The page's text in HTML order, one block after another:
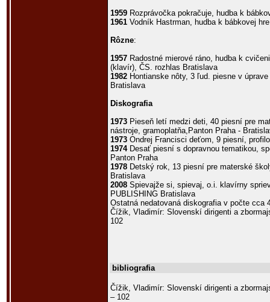
1959 Rozprávočka pokračuje, hudba k
1961 Vodník Hastrman, hudba k bábkovej
Rôzne:
1957 Radostné mierové ráno, hudba k
(klavír), ČS. rozhlas Bratislava
1982 Hontianske nôty, 3 ľud. piesne v
Bratislava
Diskografia
1973 Pieseň letí medzi deti, 40 piesní pre
nástroje, gramoplatňa,Panton Praha -
1973 Ondrej Francisci deťom, 9 piesní,
1974Desať piesní s dopravnou tematikou,
Panton Praha
1978 Detský rok, 13 piesní pre materské
Bratislava
2008 Spievajže si, spievaj, o.i. klavírny
PUBLISHING Bratislava
Ostatná nedatovaná diskografia v počte cca
Čížik, Vladimír: Slovenskí dirigenti a
102
bibliografia
Čížik, Vladimír: Slovenskí dirigenti a
– 102